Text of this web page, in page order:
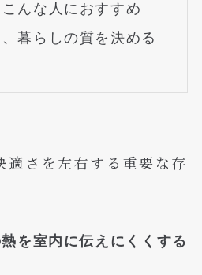
んな人におすすめ
暮らしの質を決める
適さを左右する重要な存
を室内に伝えにくくする